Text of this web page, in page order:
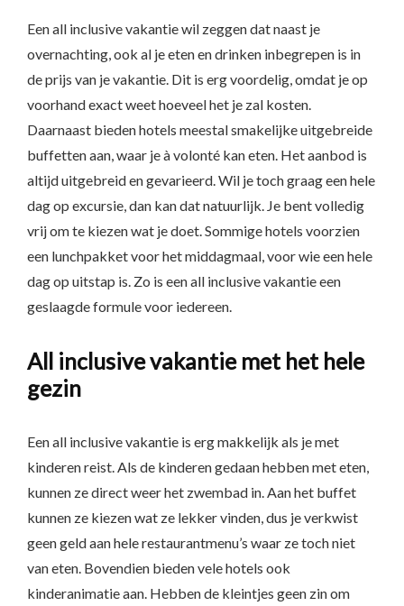
Een all inclusive vakantie wil zeggen dat naast je
overnachting, ook al je eten en drinken inbegrepen is in
de prijs van je vakantie. Dit is erg voordelig, omdat je op
voorhand exact weet hoeveel het je zal kosten.
Daarnaast bieden hotels meestal smakelijke uitgebreide
buffetten aan, waar je à volonté kan eten. Het aanbod is
altijd uitgebreid en gevarieerd. Wil je toch graag een hele
dag op excursie, dan kan dat natuurlijk. Je bent volledig
vrij om te kiezen wat je doet. Sommige hotels voorzien
een lunchpakket voor het middagmaal, voor wie een hele
dag op uitstap is. Zo is een all inclusive vakantie een
geslaagde formule voor iedereen.
All inclusive vakantie met het hele
gezin
Een all inclusive vakantie is erg makkelijk als je met
kinderen reist. Als de kinderen gedaan hebben met eten,
kunnen ze direct weer het zwembad in. Aan het buffet
kunnen ze kiezen wat ze lekker vinden, dus je verkwist
geen geld aan hele restaurantmenu’s waar ze toch niet
van eten. Bovendien bieden vele hotels ook
kinderanimatie aan. Hebben de kleintjes geen zin om